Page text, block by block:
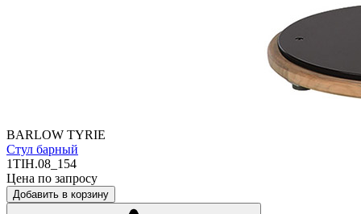
BARLOW TYRIE
Стул барный
1TIH.08_154
Цена по запросу
Добавить в корзину